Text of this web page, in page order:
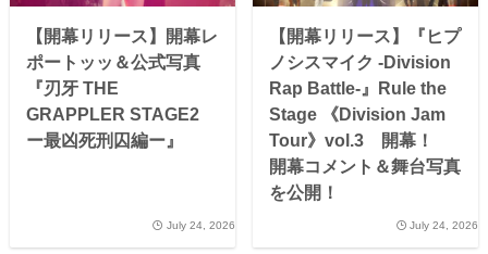
【開幕リリース】開幕レ
ポートッッ＆公式写真
『刃牙 THE
GRAPPLER STAGE2
ー最凶死刑囚編ー』
July 24, 2026
【開幕リリース】『ヒプ
ノシスマイク -Division
Rap Battle-』Rule the
Stage 《Division Jam
Tour》vol.3 開幕！
開幕コメント＆舞台写真
を公開！
July 24, 2026